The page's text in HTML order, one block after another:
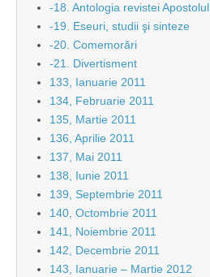
-18. Antologia revistei Apostolul
-19. Eseuri, studii şi sinteze
-20. Comemorări
-21. Divertisment
133, Ianuarie 2011
134, Februarie 2011
135, Martie 2011
136, Aprilie 2011
137, Mai 2011
138, Iunie 2011
139, Septembrie 2011
140, Octombrie 2011
141, Noiembrie 2011
142, Decembrie 2011
143, Ianuarie – Martie 2012